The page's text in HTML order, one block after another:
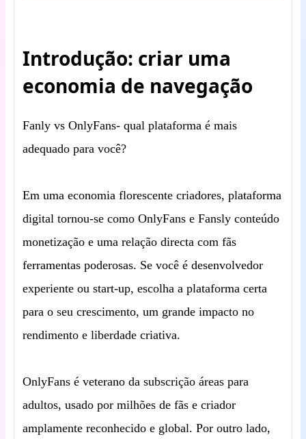
Introdução: criar uma
economia de navegação
Fanly vs OnlyFans- qual plataforma é mais
adequado para você?
Em uma economia florescente criadores, plataforma
digital tornou-se como OnlyFans e Fansly conteúdo
monetização e uma relação directa com fãs
ferramentas poderosas. Se você é desenvolvedor
experiente ou start-up, escolha a plataforma certa
para o seu crescimento, um grande impacto no
rendimento e liberdade criativa.
OnlyFans é veterano da subscrição áreas para
adultos, usado por milhões de fãs e criador
amplamente reconhecido e global. Por outro lado,